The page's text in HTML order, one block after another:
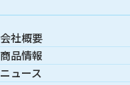
会社概要
商品情報
ニュース